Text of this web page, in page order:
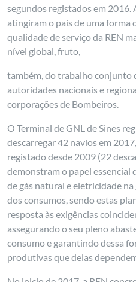
segundos registados em 2016.
atingiram o país de uma forma
qualidade de serviço da REN
nível global, fruto,
também, do trabalho conjunto
autoridades nacionais e
corporações de Bombeiros.
O Terminal de GNL de Sines
descarregar 42 navios em
registado desde 2009 (22
demonstram o papel
de gás natural e eletricidade
dos consumos, sendo estas
resposta às exigências
assegurando o seu pleno
consumo e garantindo dessa
produtivas que delas